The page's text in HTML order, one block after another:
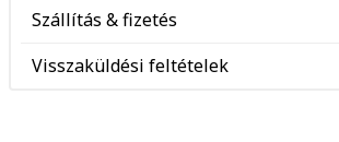
Szállítás & fizetés
Visszaküldési feltételek